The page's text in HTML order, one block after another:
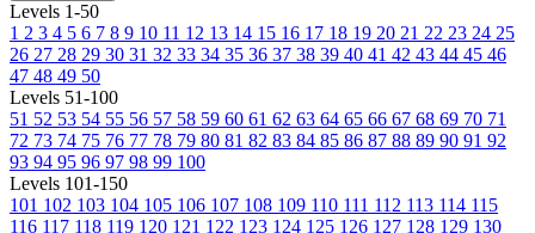
Levels 1-50
1 2 3 4 5 6 7 8 9 10 11 12 13 14 15 16 17 18 19 20 21 22 23 24 25
26 27 28 29 30 31 32 33 34 35 36 37 38 39 40 41 42 43 44 45 46
47 48 49 50
Levels 51-100
51 52 53 54 55 56 57 58 59 60 61 62 63 64 65 66 67 68 69 70 71
72 73 74 75 76 77 78 79 80 81 82 83 84 85 86 87 88 89 90 91 92
93 94 95 96 97 98 99 100
Levels 101-150
101 102 103 104 105 106 107 108 109 110 111 112 113 114 115
116 117 118 119 120 121 122 123 124 125 126 127 128 129 130